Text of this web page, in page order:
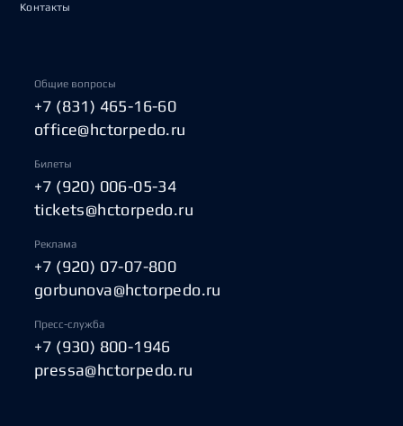
Контакты
Общие вопросы
+7 (831) 465-16-60
office@hctorpedo.ru
Билеты
+7 (920) 006-05-34
tickets@hctorpedo.ru
Реклама
+7 (920) 07-07-800
gorbunova@hctorpedo.ru
Пресс-служба
+7 (930) 800-1946
pressa@hctorpedo.ru